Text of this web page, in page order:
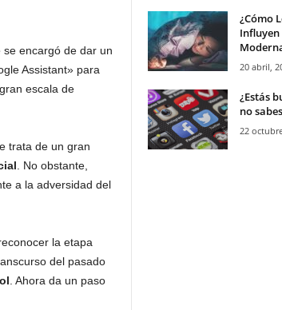
encargó de dar un
Assistant» para
escala de
trata de un gran
. No obstante,
a la adversidad del
la etapa
del pasado
. Ahora da un paso
¿Cómo
Influyen
20 abril,
¿Estás
no
22